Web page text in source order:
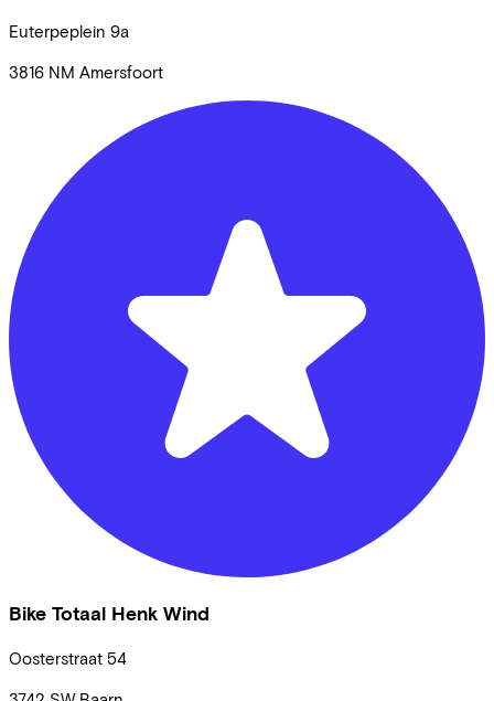
Euterpeplein 9a
3816 NM Amersfoort
Bike Totaal Henk Wind
Oosterstraat 54